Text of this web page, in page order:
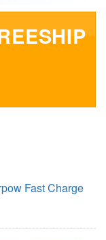
Fast Charge